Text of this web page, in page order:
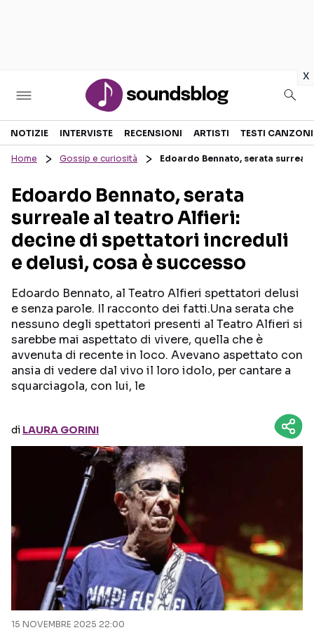
x
Sezioni
RECENSIONI MUSICALI
INTERVISTE
GOSSIP E CURIOSITÀ
TESTI CANZONI
TOUR ED EVENTI
TALENT SHOW
Seguici sui social
NOTIZIE INTERVISTE RECENSIONI ARTISTI TESTI CANZONI
Home Gossip e curiosità Edoardo Bennato, serata
Edoardo Bennato, serata
surreale al teatro Alfieri:
decine di spettatori increduli
e delusi, cosa è successo
Edoardo Bennato, al Teatro Alfieri spettatori delusi
e senza parole. Il racconto dei fatti.Una serata che
nessuno degli spettatori presenti al Teatro Alfieri si
sarebbe mai aspettato di vivere, quella che è
avvenuta di recente in loco. Avevano aspettato con
ansia di vedere dal vivo il loro idolo, per cantare a
squarciagola, con lui, le
di LAURA GORINI
15 NOVEMBRE 2025 22:00